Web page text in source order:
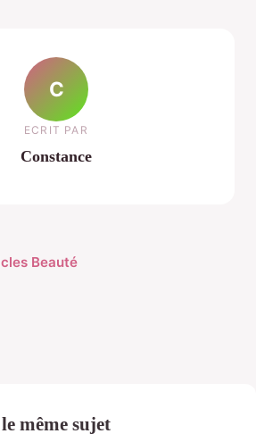
C
ECRIT PAR
Constance
Beauté
même sujet